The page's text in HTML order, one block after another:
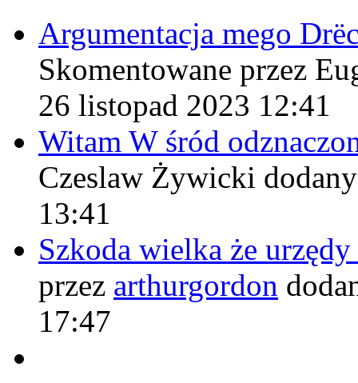
Argumentacja mego
Skomentowane przez
26 listopad 2023 12:41
Witam W śród
Czeslaw Żywicki
13:41
Szkoda wielka że
przez arthurgordon
17:47